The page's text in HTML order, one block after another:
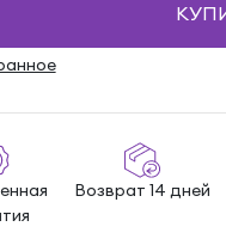
Возврат 14 дней